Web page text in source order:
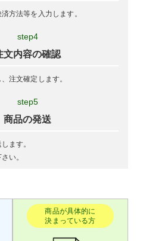
方法等を入力します。
step4
文内容の確認
注文確定します。
step5
商品の発送
ます。
い。
商品が具体的に
決まっている方